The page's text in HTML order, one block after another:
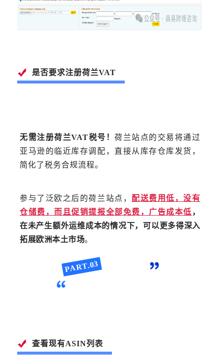
是否要求注册荷兰VAT
无需注册荷兰VAT税号！荷兰站点的交易将通过
亚马逊的临近库存调配，直接从库存仓库发货，
简化了税务合规流程。
参与了泛欧之后的荷兰站点， 配送费用低，没有
仓储费，而且促销提报全部免费，广告成本低 ，
在未产生额外运维成本的情况下，可以更多得深入
拓展欧洲本土市场。
PART.03
查看现有ASIN列表